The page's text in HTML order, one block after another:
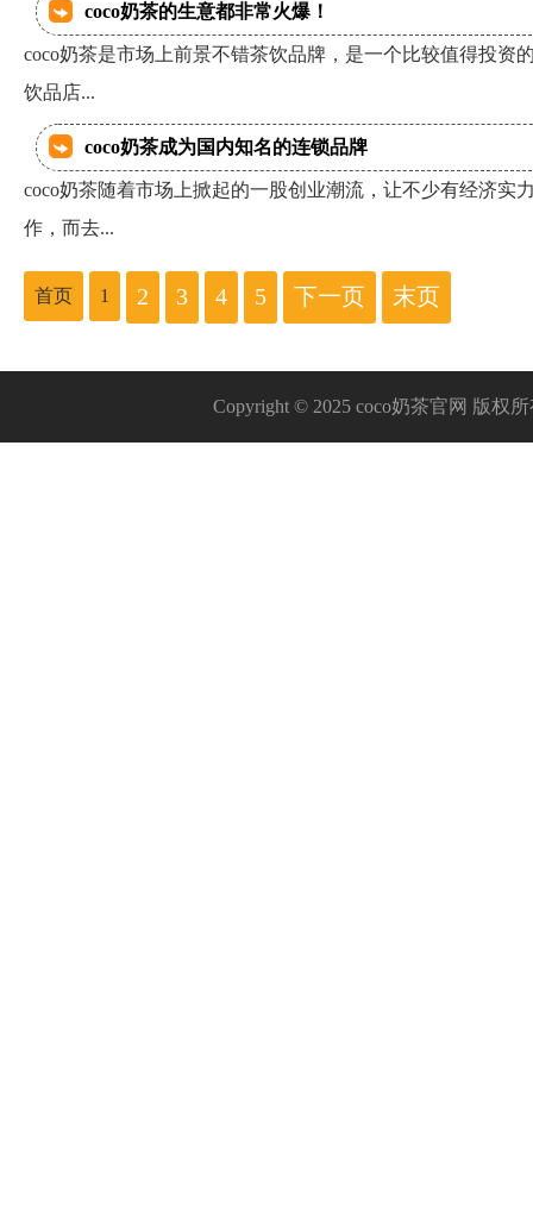
coco奶茶的生意都非常火爆！
coco奶茶是市场上前景不错茶饮品牌，是一个比较值得投资
饮品店...
coco奶茶成为国内知名的连锁品牌
coco奶茶随着市场上掀起的一股创业潮流，让不少有经济实
作，而去...
首页 1 2 3 4 5 下一页 末页
Copyright © 2025 coco奶茶官网 版权